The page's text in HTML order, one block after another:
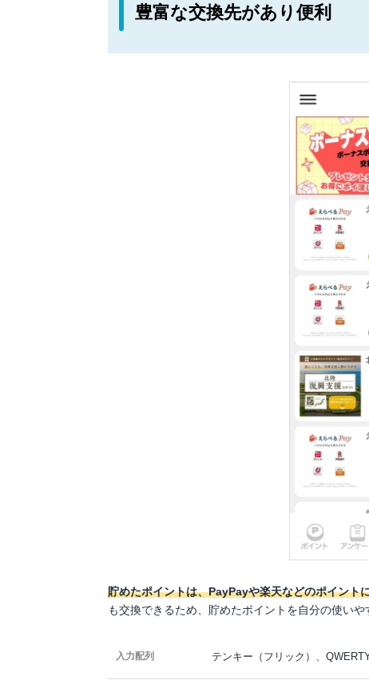
豊富な交換先があり便利
貯めたポイントは、PayPayや楽天などのポイント
も交換できるため、貯めたポイントを自分の使いや
入力配列 テンキー（フリック）、